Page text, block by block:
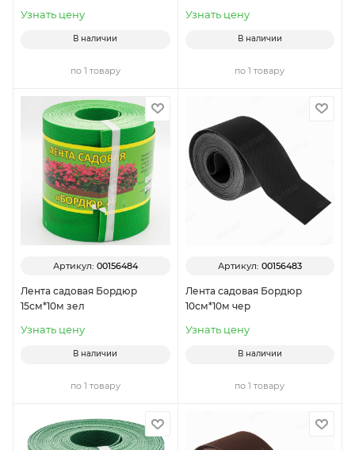
Узнать цену
В наличии
по 1 товару
Узнать цену
В наличии
по 1 товару
Артикул: 00156484
Лента садовая Бордюр
15см*10м зел
Узнать цену
В наличии
по 1 товару
Артикул: 00156483
Лента садовая Бордюр
10см*10м чер
Узнать цену
В наличии
по 1 товару